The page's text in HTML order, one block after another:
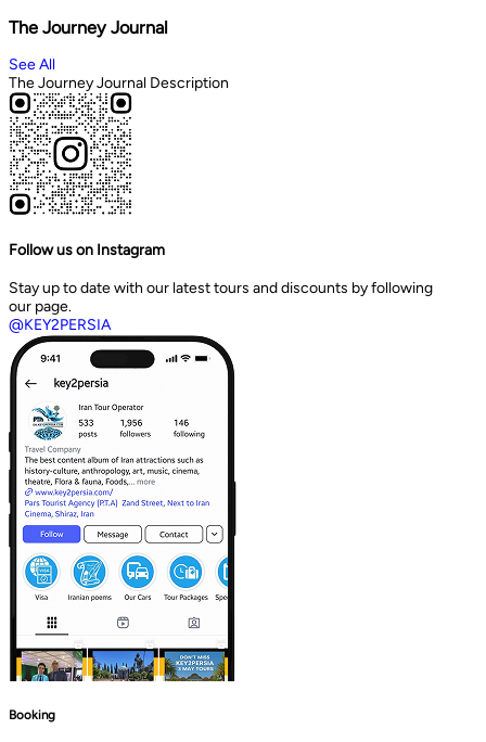
The Journey Journal
See All
The Journey Journal Description
Follow us on Instagram
Stay up to date with our latest tours and discounts by following
our page.
@KEY2PERSIA
Booking